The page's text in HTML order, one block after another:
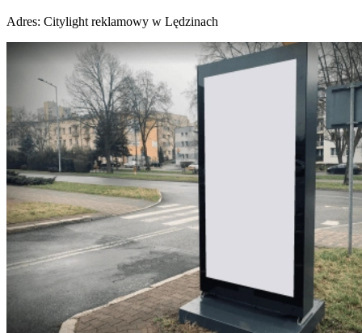
Adres: Citylight reklamowy w Lędzinach